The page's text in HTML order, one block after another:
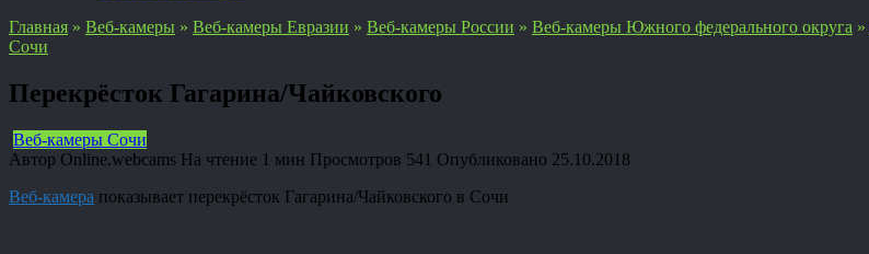
Главная » Веб-камеры » Веб-камеры Евразии » Веб-камеры России » Веб-камеры Южного федерального округа »
Сочи
Перекрёсток Гагарина/Чайковского
Веб-камеры Сочи
Автор Online.webcams На чтение 1 мин Просмотров 541 Опубликовано 25.10.2018
Веб-камера показывает перекрёсток Гагарина/Чайковского в Сочи